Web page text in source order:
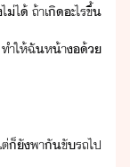
ไ้​ ​ถ้า​เิ​ะไร​ขึ้​
ให้​ฉั​ห้า​้​
​ั​พาั​ขั​รถ​ไป​